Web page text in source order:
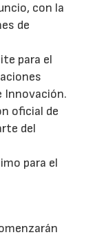
con la
de
para el
Innovación.
oficial de
del
para el